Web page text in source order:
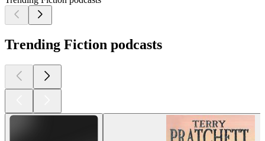
Trending Fiction podcasts